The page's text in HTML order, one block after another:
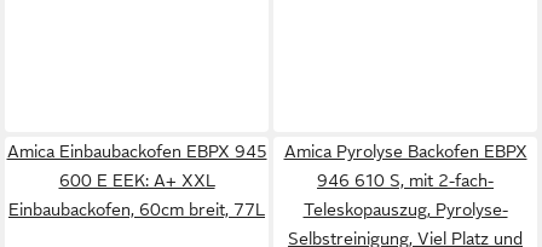
Amica Einbaubackofen EBPX 945
600 E EEK: A+ XXL
Einbaubackofen, 60cm breit, 77L
Amica Pyrolyse Backofen EBPX
946 610 S, mit 2-fach-
Teleskopauszug, Pyrolyse-
Selbstreinigung, Viel Platz und